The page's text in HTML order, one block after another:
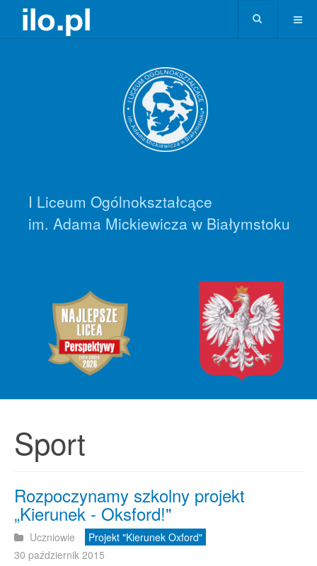
I Liceum Ogólnokształcące
im. Adama Mickiewicza w Białymstoku
Sport
Rozpoczynamy szkolny projekt
„Kierunek - Oksford!"
Uczniowie
Projekt "Kierunek Oxford"
30 październik 2015